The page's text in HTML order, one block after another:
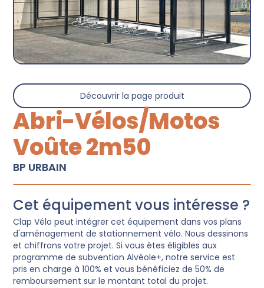
Découvrir la page produit
Abri-Vélos/Motos
Voûte 2m50
BP URBAIN
Cet équipement vous intéresse ?
Clap Vélo peut intégrer cet équipement dans vos plans
d'aménagement de stationnement vélo. Nous dessinons
et chiffrons votre projet. Si vous êtes éligibles aux
programme de subvention Alvéole+, notre service est
pris en charge à 100% et vous bénéficiez de 50% de
remboursement sur le montant total du projet.